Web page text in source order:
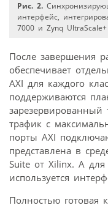
Рис. 2.
интерфейс,
7000 и Zynq
После завершения
обеспечивает
AXI для каждого
поддерживаются
трафик с
порты AXI
представлена в
Suite от Xilinx. А для
используется
Полностью готовая